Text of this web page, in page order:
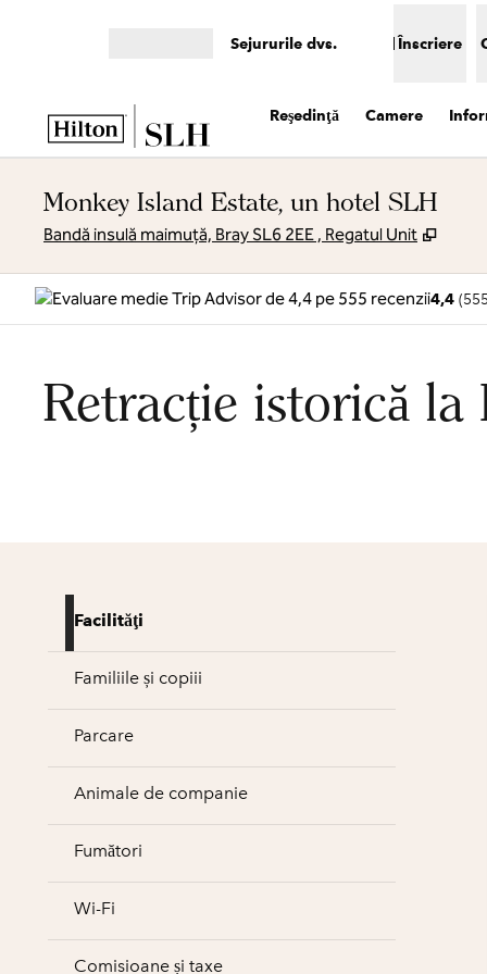
Sejururile dvs. Înscriere
Reşedinţă Camere
Monkey Island Estate, un hotel SLH
Bandă insulă maimuță, Bray SL6 2EE , Regatul Unit ,
4,4 (555
Retracție istorică la
Facilităţi
Familiile și copiii
Parcare
Animale de companie
Fumători
Wi-Fi
Comisioane și taxe